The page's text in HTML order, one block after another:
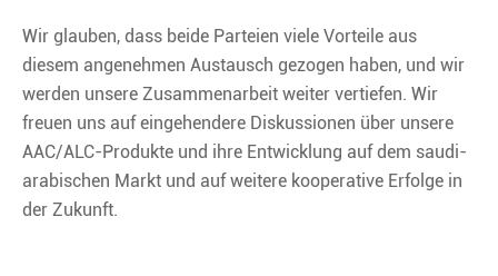
Wir glauben, dass beide Parteien viele Vorteile aus
diesem angenehmen Austausch gezogen haben, und wir
werden unsere Zusammenarbeit weiter vertiefen. Wir
freuen uns auf eingehendere Diskussionen über unsere
AAC/ALC-Produkte und ihre Entwicklung auf dem saudi-
arabischen Markt und auf weitere kooperative Erfolge in
der Zukunft.